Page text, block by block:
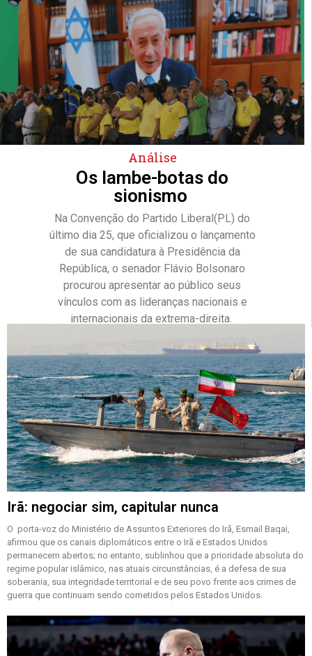
Análise
Os lambe-botas do
sionismo
Na Convenção do Partido Liberal(PL) do
último dia 25, que oficializou o lançamento
de sua candidatura à Presidência da
República, o senador Flávio Bolsonaro
procurou apresentar ao público seus
vínculos com as lideranças nacionais e
internacionais da extrema-direita.
Irã: negociar sim, capitular nunca
O porta-voz do Ministério de Assuntos Exteriores do Irã, Esmail Baqai,
afirmou que os canais diplomáticos entre o Irã e Estados Unidos
permanecem abertos; no entanto, sublinhou que a prioridade absoluta do
regime popular islâmico, nas atuais circunstâncias, é a defesa de sua
soberania, sua integridade territorial e de seu povo frente aos crimes de
guerra que continuam sendo cometidos pelos Estados Unidos.